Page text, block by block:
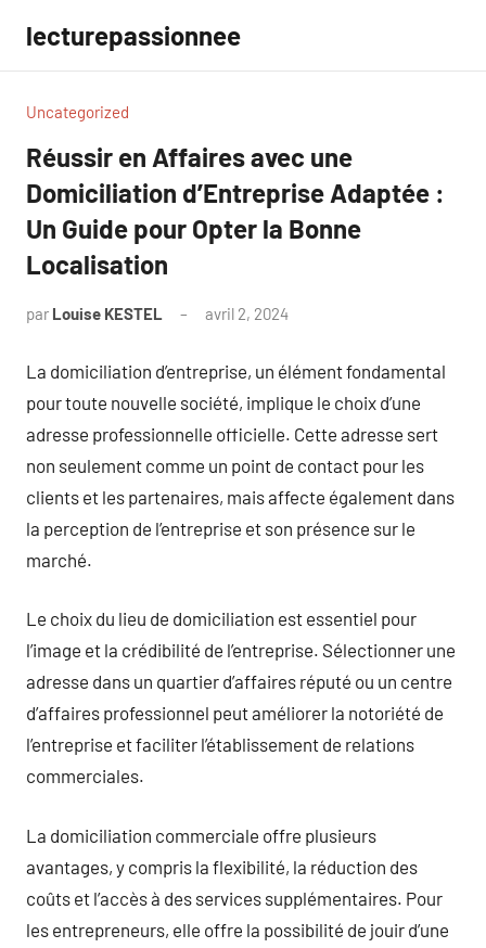
contenu
lecturepassionnee
Uncategorized
Réussir en Affaires avec une
Domiciliation d’Entreprise Adaptée :
Un Guide pour Opter la Bonne
Localisation
par Louise KESTEL avril 2, 2024
La domiciliation d’entreprise, un élément fondamental
pour toute nouvelle société, implique le choix d’une
adresse professionnelle officielle. Cette adresse sert
non seulement comme un point de contact pour les
clients et les partenaires, mais affecte également dans
la perception de l’entreprise et son présence sur le
marché.
Le choix du lieu de domiciliation est essentiel pour
l’image et la crédibilité de l’entreprise. Sélectionner une
adresse dans un quartier d’affaires réputé ou un centre
d’affaires professionnel peut améliorer la notoriété de
l’entreprise et faciliter l’établissement de relations
commerciales.
La domiciliation commerciale offre plusieurs
avantages, y compris la flexibilité, la réduction des
coûts et l’accès à des services supplémentaires. Pour
les entrepreneurs, elle offre la possibilité de jouir d’une